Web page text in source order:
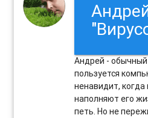
Андрей -
пользуется
ненавидит, когда
наполняют его
петь. Но не